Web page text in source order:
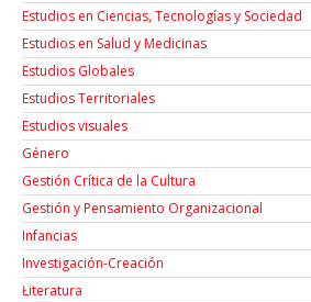
Estudios en Ciencias, Tecnologías y Sociedad
Estudios en Salud y Medicinas
Estudios Globales
Estudios Territoriales
Estudios visuales
Género
Gestión Crítica de la Cultura
Gestión y Pensamiento Organizacional
Infancias
Investigación-Creación
Łiteratura